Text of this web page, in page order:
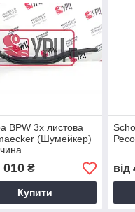
BPW 3х листова
(Шумейкер)
010₴
Купити
від